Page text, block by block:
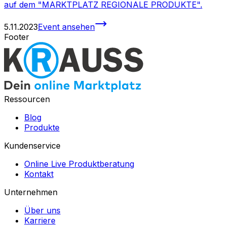
auf dem "MARKTPLATZ REGIONALE PRODUKTE".
5.11.2023Event ansehen
Footer
Ressourcen
Blog
Produkte
Kundenservice
Online Live Produktberatung
Kontakt
Unternehmen
Über uns
Karriere